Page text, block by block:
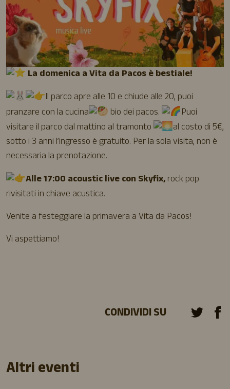
La domenica a Vita da Pacos è bestiale!
Il parco apre alle 10 e chiude alle 20, puoi
pranzare con la cucina
bio dei pacos.
Puoi
visitare il parco dal mattino al tramonto
al costo di 5€,
sotto i 3 anni l’ingresso è gratuito. Per la sola visita, non è
necessaria la prenotazione.
Alle 17:00 acoustic live con Skyfix,rock pop
rivisitati in chiave acustica.
Venite a festeggiare la primavera a Vita da Pacos!
Vi aspettiamo!
CONDIVIDI SU
Altri eventi